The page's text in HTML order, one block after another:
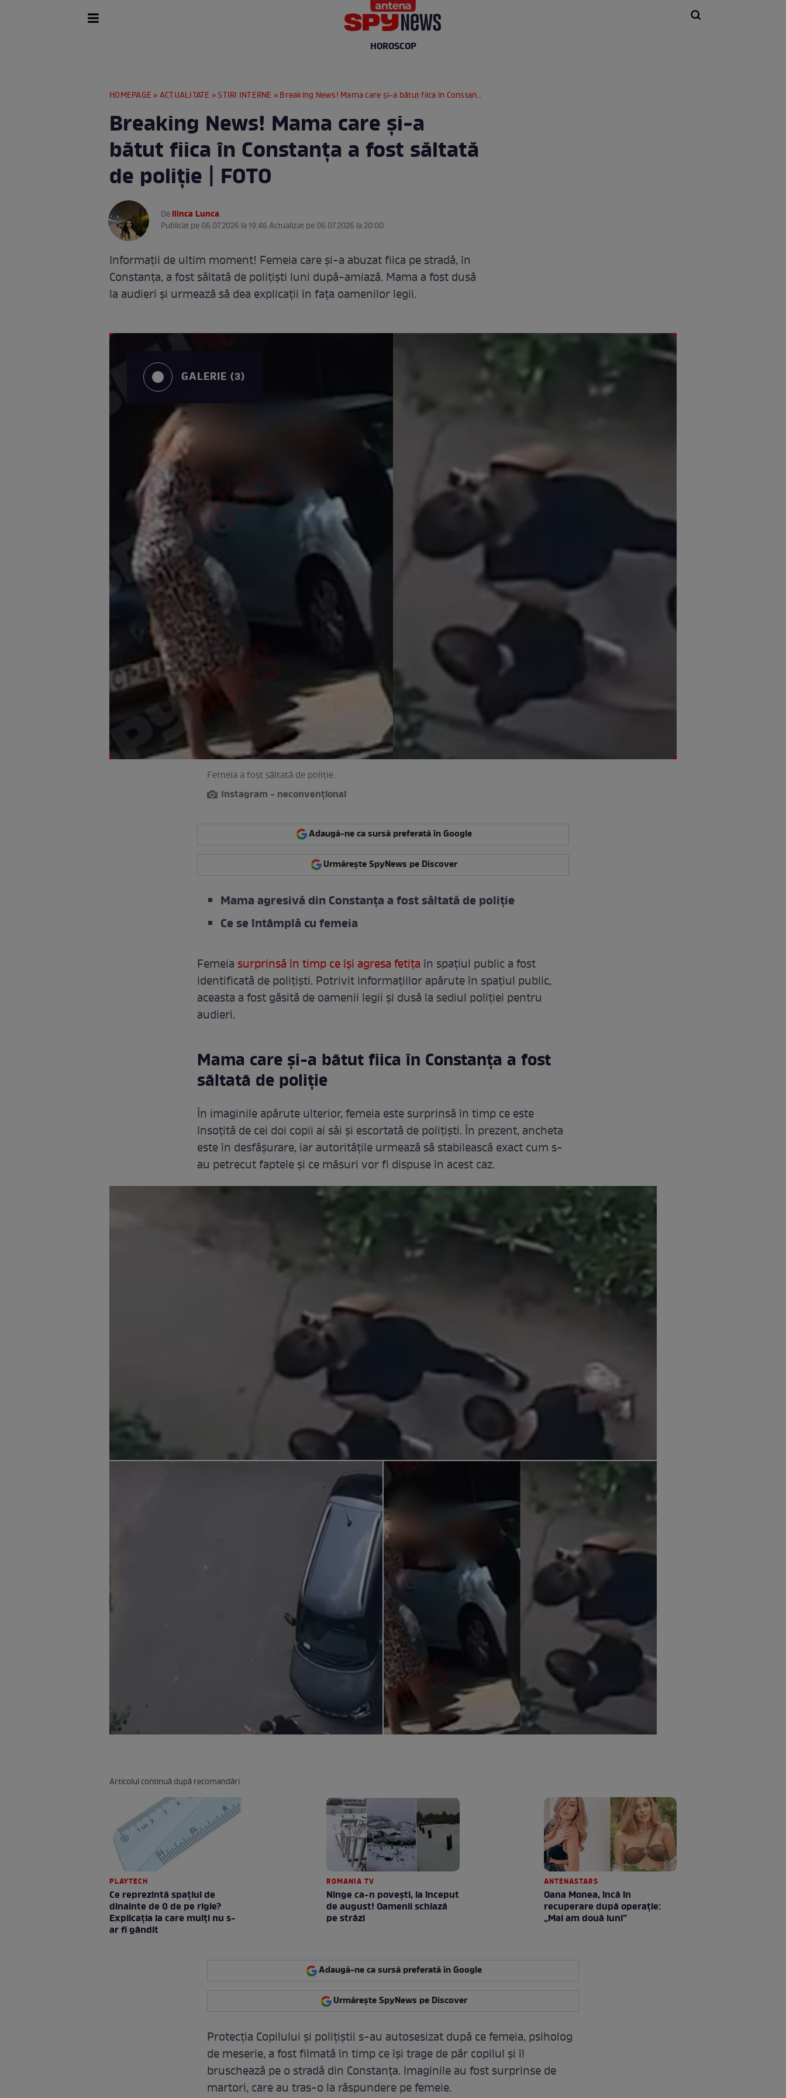
HOROSCOP
HOMEPAGE »ACTUALITATE »STIRI INTERNE » Breaking News! Mama care și-a bătut fiica în Constanța a fost săltată de poliție | FOTO
Breaking News! Mama care și-a
bătut fiica în Constanța a fost săltată
de poliție | FOTO
DeIlinca Lunca.
Publicat pe 06.07.2026 la 19:46 Actualizat pe 06.07.2026 la 20:00
Informații de ultim moment! Femeia care și-a abuzat fiica pe stradă, în
Constanța, a fost săltată de polițiști luni după-amiază. Mama a fost dusă
la audieri și urmează să dea explicații în fața oamenilor legii.
GALERIE (3)
Femeia a fost săltată de poliție.
Instagram - neconvențional
Adaugă-ne ca sursă preferată în Google
Urmărește SpyNews pe Discover
Mama agresivă din Constanța a fost săltată de poliție
Ce se întâmplă cu femeia
Femeia surprinsă în timp ce își agresa fetițaîn spațiul public a fost
identificată de polițiști. Potrivit informațiilor apărute în spațiul public,
aceasta a fost găsită de oamenii legii și dusă la sediul poliției pentru
audieri.
Mama care și-a bătut fiica în Constanța a fost
săltată de poliție
În imaginile apărute ulterior, femeia este surprinsă în timp ce este
însoțită de cei doi copii ai săi și escortată de polițiști. În prezent, ancheta
este în desfășurare, iar autoritățile urmează să stabilească exact cum s-
au petrecut faptele și ce măsuri vor fi dispuse în acest caz.
Articolul continuă după recomandări
PLAYTECH
Ce reprezintă spaţiul de
dinainte de 0 de pe rigle?
Explicaţia la care mulţi nu s-
ar fi gândit
ROMANIA TV
Ninge ca-n povești, la început
de august! Oamenii schiază
pe străzi
ANTENASTARS
Oana Monea, încă în
recuperare după operație:
„Mai am două luni”
Adaugă-ne ca sursă preferată în Google
Urmărește SpyNews pe Discover
Protecția Copilului și polițiștii s-au autosesizat după ce femeia, psiholog
de meserie, a fost filmată în timp ce își trage de păr copilul și îl
bruschează pe o stradă din Constanța. Imaginile au fost surprinse de
martori, care au tras-o la răspundere pe femeie.